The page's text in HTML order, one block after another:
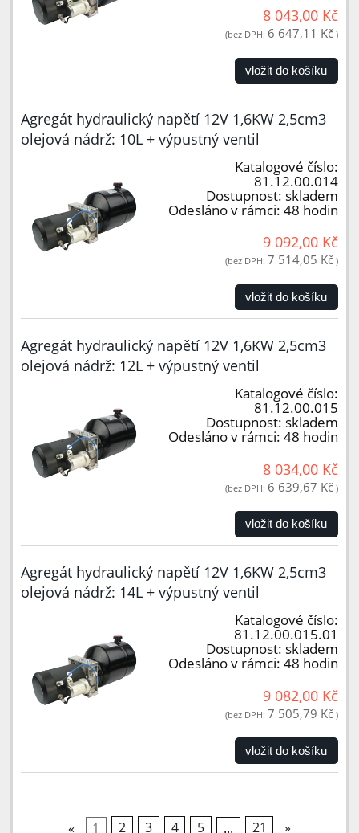
8 043,00 Kč
(bez DPH: 6 647,11 Kč )
vložit do košíku
Agregát hydraulický napětí 12V 1,6KW 2,5cm3
olejová nádrž: 10L + výpustný ventil
Katalogové číslo:
81.12.00.014
Dostupnost: skladem
Odesláno v rámci: 48 hodin
9 092,00 Kč
(bez DPH: 7 514,05 Kč )
vložit do košíku
Agregát hydraulický napětí 12V 1,6KW 2,5cm3
olejová nádrž: 12L + výpustný ventil
Katalogové číslo:
81.12.00.015
Dostupnost: skladem
Odesláno v rámci: 48 hodin
8 034,00 Kč
(bez DPH: 6 639,67 Kč )
vložit do košíku
Agregát hydraulický napětí 12V 1,6KW 2,5cm3
olejová nádrž: 14L + výpustný ventil
Katalogové číslo:
81.12.00.015.01
Dostupnost: skladem
Odesláno v rámci: 48 hodin
9 082,00 Kč
(bez DPH: 7 505,79 Kč )
vložit do košíku
« 1 2 3 4 5 ... 21 »